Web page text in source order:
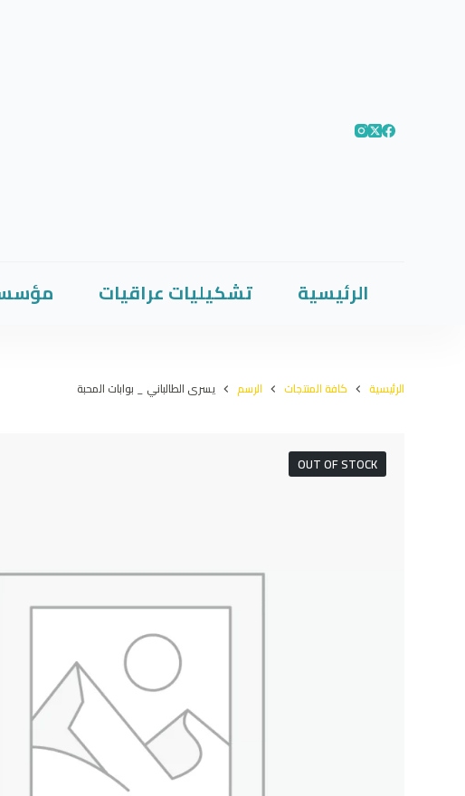
الرئيسية تشكيليات عراقيات
الرئيسية كافة المنتجات الرسم يسرى الطالباني _ بوابات المحبة
OUT OF STOCK